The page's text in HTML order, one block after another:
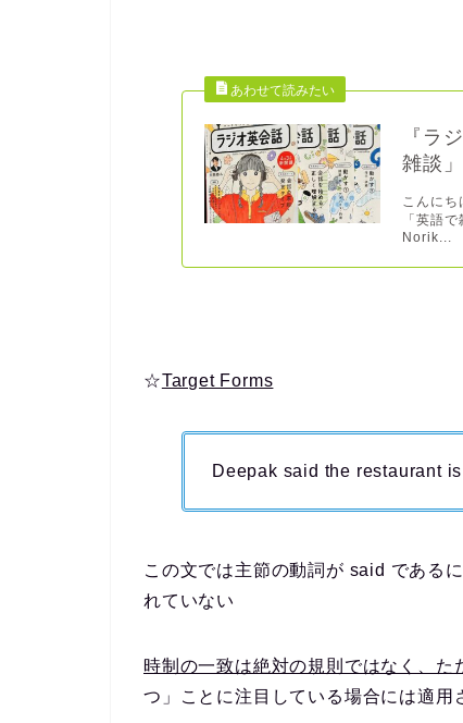
『ラ
雑談
こんに
「英語
Norik...
☆Target Forms
Deepak said the restaurant
この文では主節の動詞が said である
れていない
時制の一致は絶対の規則ではなく、た
つ」ことに注目している場合には適用